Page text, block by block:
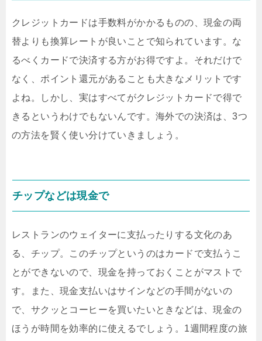
クレジットカードは手数料がかかるものの、現金の両
替よりも換算レートが良いことで知られています。な
るべくカードで決済する方がお得ですよ。それだけで
なく、ポイント還元があることも大きなメリットです
よね。しかし、実はすべてがクレジットカードで得で
きるというわけでもないんです。海外での決済は、3つ
の方法を賢く使い分けていきましょう。
チップなどは現金で
レストランのウェイターに支払ったりする文化のあ
る、チップ。このチップというのはカードで支払うこ
とができないので、現金を持っておくことがマストで
す。また、現金支払いはサインなどの手間がないの
で、サクッとコーヒーを買いたいときなどは、現金の
ほうが時間を効率的に使えるでしょう。1週間程度の旅